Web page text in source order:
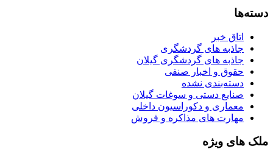
دسته‌ها
اتاق خبر
جاذبه های گردشگری
جاذبه های گردشگری گیلان
حقوق و اخبار صنفی
دسته‌بندی نشده
صنایع دستی و سوغات گیلان
معماری و دکوراسیون داخلی
مهارت های مذاکره و فروش
ملک های ویژه